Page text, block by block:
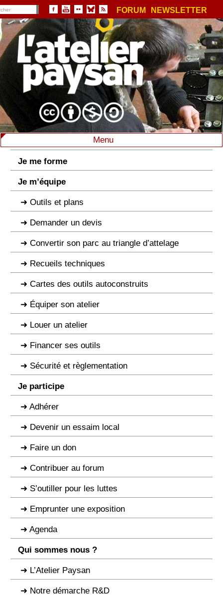
FORUM NEWSLETTER
Menu
Je me forme
Je m’équipe
Outils et plans
Demander un devis
Convertir son parc au triangle d’attelage
Recueils techniques
Cartes des outils autoconstruits
Équiper son atelier
Louer un atelier
Financer ses outils
Sécurité et règlementation
Je participe
Adhérer
Devenir un essaim local
Faire un don
Contribuer au forum
S’outiller pour les luttes
Emprunter une exposition
Agenda
Qui sommes nous ?
L’Atelier Paysan
Notre démarche R&D